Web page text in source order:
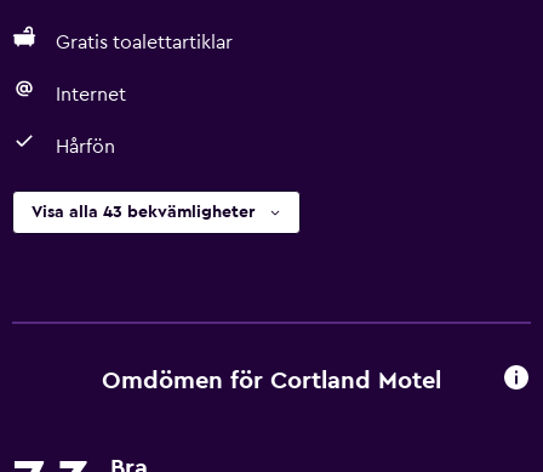
Gratis toalettartiklar
Internet
Hårfön
Visa alla 43 bekvämligheter
Omdömen för Cortland Motel